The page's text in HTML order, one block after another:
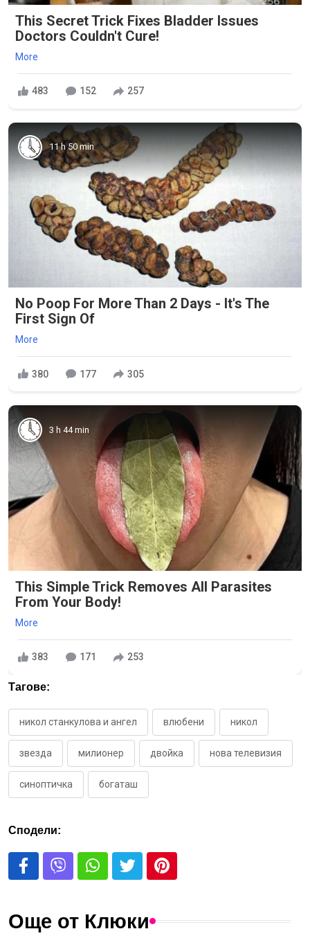
This Secret Trick Fixes Bladder Issues
Doctors Couldn't Cure!
More
483 152 257
11 h 50 min
No Poop For More Than 2 Days - It's The
First Sign Of
More
380 177 305
3 h 44 min
This Simple Trick Removes All Parasites
From Your Body!
More
383 171 253
Тагове:
никол станкулова и ангел влюбени никол
звезда милионер двойка нова телевизия
синоптичка богаташ
Сподели:
Още от Клюки